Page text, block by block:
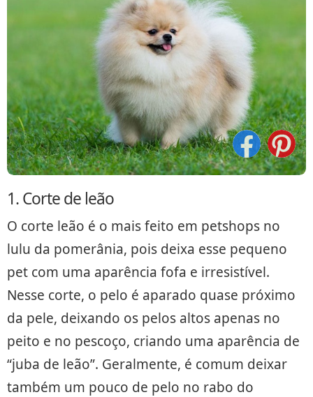
1. Corte de leão
O corte leão é o mais feito em petshops no
lulu da pomerânia, pois deixa esse pequeno
pet com uma aparência fofa e irresistível.
Nesse corte, o pelo é aparado quase próximo
da pele, deixando os pelos altos apenas no
peito e no pescoço, criando uma aparência de
“juba de leão”. Geralmente, é comum deixar
também um pouco de pelo no rabo do